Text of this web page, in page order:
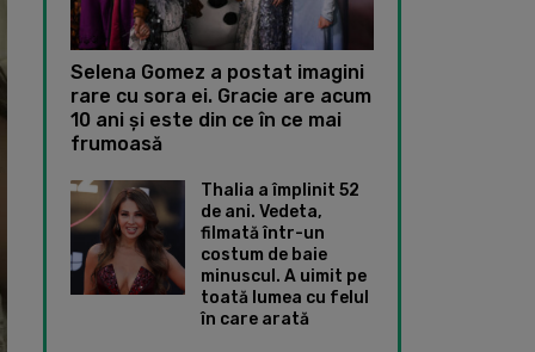
Selena Gomez a postat imagini
rare cu sora ei. Gracie are acum
10 ani și este din ce în ce mai
frumoasă
Thalia a împlinit 52
de ani. Vedeta,
filmată într-un
costum de baie
minuscul. A uimit pe
toată lumea cu felul
în care arată